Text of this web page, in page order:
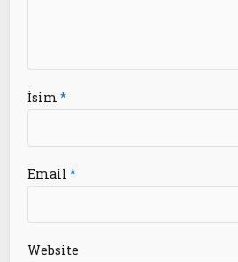
İsim*
Email*
Website